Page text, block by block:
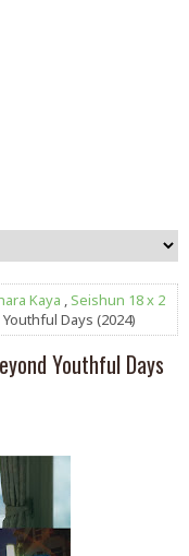
Kaya , Seishun 18 x 2
Days (2024)
Youthful Days